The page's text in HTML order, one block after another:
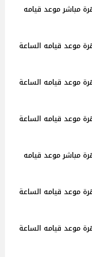
مباشر موعد قيامه
موعد قيامه الساعة
موعد قيامه الساعة
موعد قيامه الساعة
مباشر موعد قيامه
موعد قيامه الساعة
موعد قيامه الساعة